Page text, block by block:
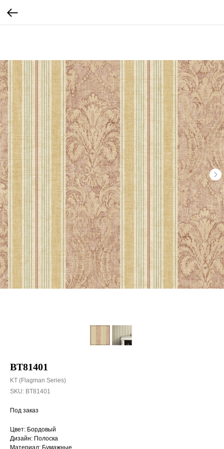
BT81401
KT (Flagman Series)
SKU: BT81401
Под заказ
Цвет: Бордовый
Дизайн: Полоска
Материал: Бумажные